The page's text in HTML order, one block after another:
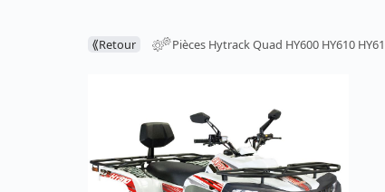
⟪Retour Pièces Hytrack Quad HY600 HY610